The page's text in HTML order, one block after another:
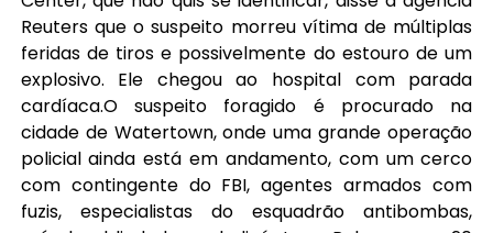
Reuters que o suspeito morreu vítima de múltiplas
feridas de tiros e possivelmente do estouro de um
explosivo. Ele chegou ao hospital com parada
cardíaca.O suspeito foragido é procurado na
cidade de Watertown, onde uma grande operação
policial ainda está em andamento, com um cerco
com contingente do FBI, agentes armados com
fuzis, especialistas do esquadrão antibombas,